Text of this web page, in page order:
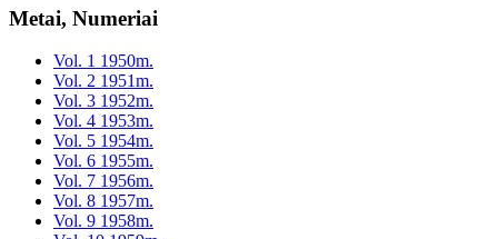
Metai, Numeriai
Vol. 1 1950m.
Vol. 2 1951m.
Vol. 3 1952m.
Vol. 4 1953m.
Vol. 5 1954m.
Vol. 6 1955m.
Vol. 7 1956m.
Vol. 8 1957m.
Vol. 9 1958m.